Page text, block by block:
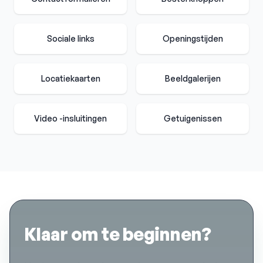
Sociale links Openingstijden
Locatiekaarten Beeldgalerijen
Video -insluitingen Getuigenissen
Klaar om te beginnen?